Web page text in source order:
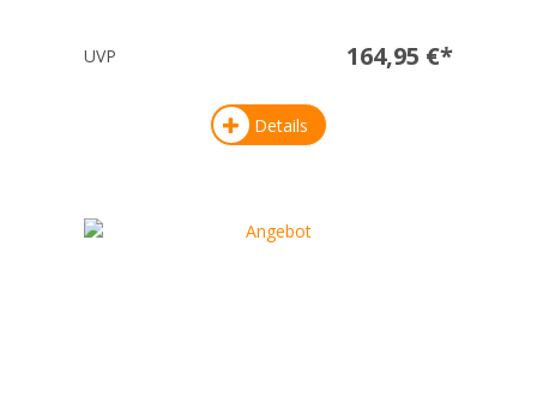
UVP 164,95 €*
Details